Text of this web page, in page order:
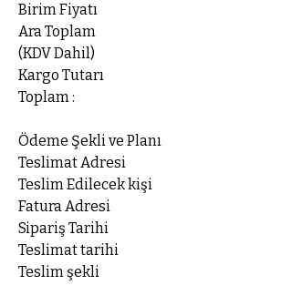
Birim Fiyatı
Ara Toplam
(KDV Dahil)
Kargo Tutarı
Toplam :
Ödeme Şekli ve Planı
Teslimat Adresi
Teslim Edilecek kişi
Fatura Adresi
Sipariş Tarihi
Teslimat tarihi
Teslim şekli